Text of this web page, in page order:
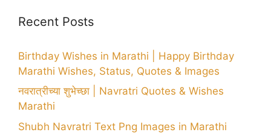
Recent Posts
Birthday Wishes in Marathi | Happy Birthday
Marathi Wishes, Status, Quotes & Images
नवरात्रीच्या शुभेच्छा | Navratri Quotes & Wishes
Marathi
Shubh Navratri Text Png Images in Marathi